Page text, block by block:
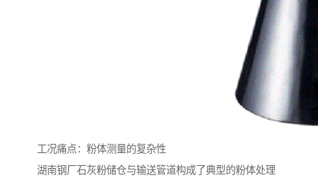
工况痛点：粉体测量的复杂性
湖南钢厂石灰粉储仓与输送管道构成了典型的粉体处理